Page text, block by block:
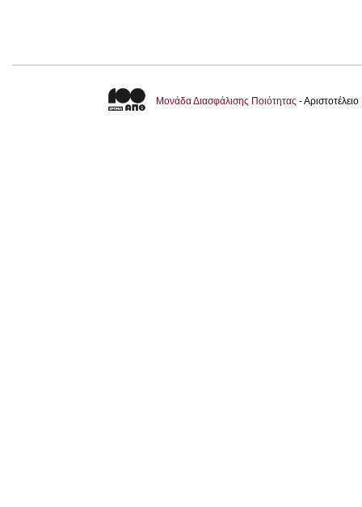
Μονάδα Διασφάλισης Ποιότητας -